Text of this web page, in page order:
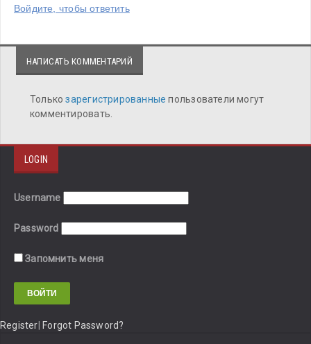
Войдите, чтобы ответить
НАПИСАТЬ КОММЕНТАРИЙ
Толькозарегистрированныепользователи могут
комментировать.
LOGIN
Username
Password
Запомнить меня
Register Forgot Password?